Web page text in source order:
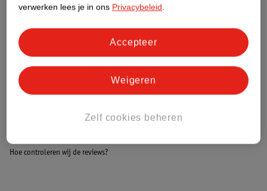
Meer informatie
Bestel & Bezorginformatie
Bekijk ook
Alle Dagcreme
Hoe controleren wij de reviews?
verwerken lees je in ons Privacybeleid.
Zelf cookies beheren
Weigeren
Accepteer